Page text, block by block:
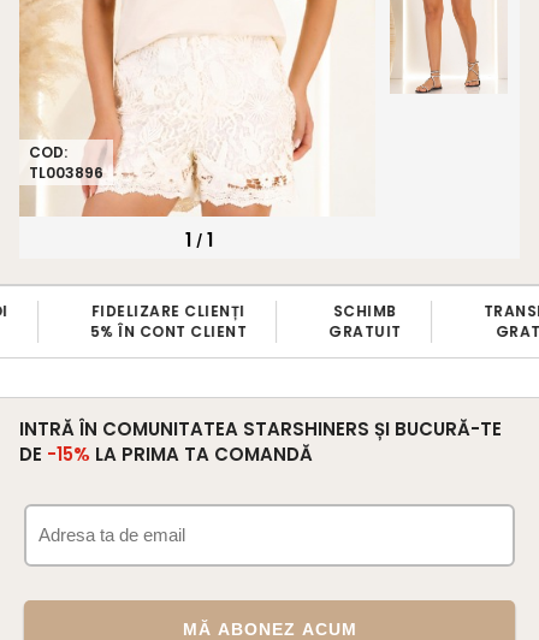
COD:
TL003896
1 /1
FIDELIZARE CLIENȚI
5% ÎN CONT CLIENT
SCHIMB
GRATUIT
INTRĂ ÎN COMUNITATEA STARSHINERS ȘI BUCURĂ-TE
DE -15% LA PRIMA TA COMANDĂ
MĂ ABONEZ ACUM